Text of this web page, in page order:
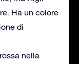
Ha un colore
di
nella